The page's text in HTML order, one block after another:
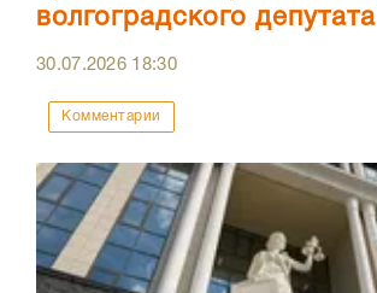
волгоградского депутата
30.07.2026 18:30
Комментарии